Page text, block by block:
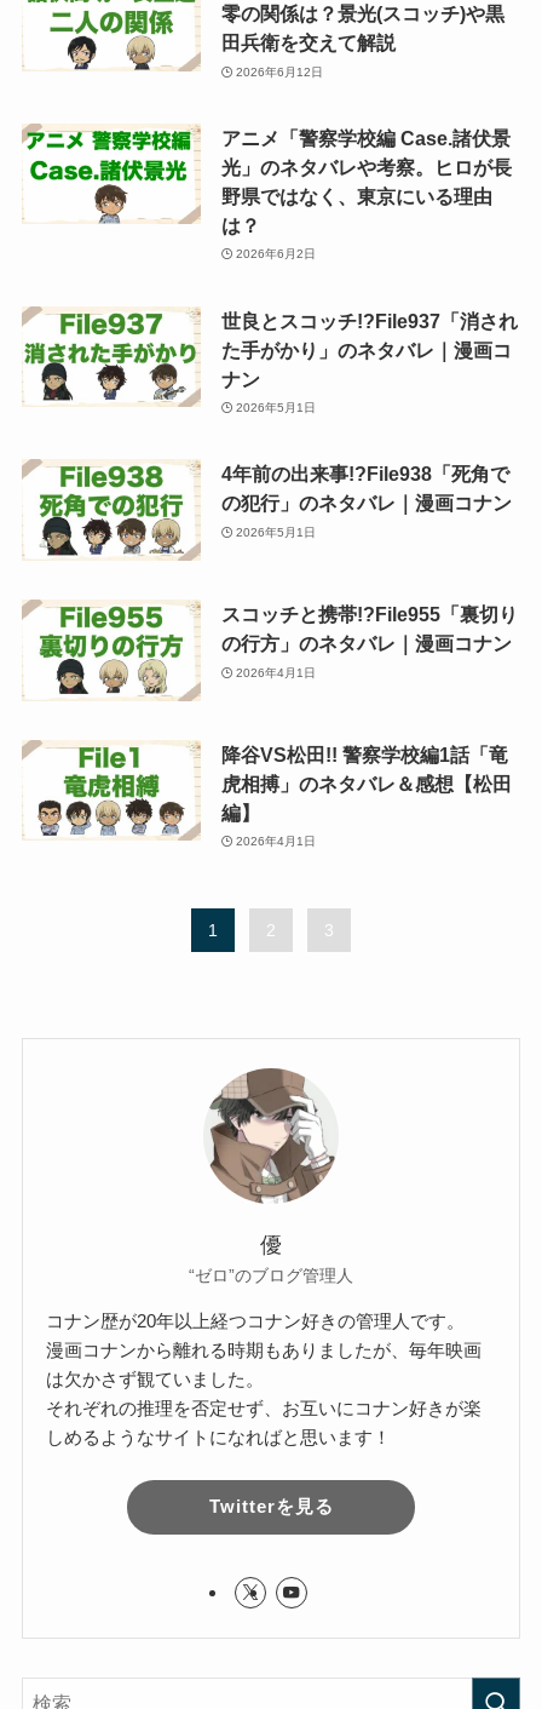
零の関係は？景光(スコッチ)や黒
田兵衛を交えて解説
2026年6月12日
アニメ「警察学校編 Case.諸伏景
光」のネタバレや考察。ヒロが長
野県ではなく、東京にいる理由
は？
2026年6月2日
世良とスコッチ!?File937「消され
た手がかり」のネタバレ｜漫画コ
ナン
2026年5月1日
4年前の出来事!?File938「死角で
の犯行」のネタバレ｜漫画コナン
2026年5月1日
スコッチと携帯!?File955「裏切り
の行方」のネタバレ｜漫画コナン
2026年4月1日
降谷VS松田!! 警察学校編1話「竜
虎相搏」のネタバレ＆感想【松田
編】
2026年4月1日
1 2 3
優
“ゼロ”のブログ管理人
コナン歴が20年以上経つコナン好きの管理人です。
漫画コナンから離れる時期もありましたが、毎年映画
は欠かさず観ていました。
それぞれの推理を否定せず、お互いにコナン好きが楽
しめるようなサイトになればと思います！
Twitterを見る